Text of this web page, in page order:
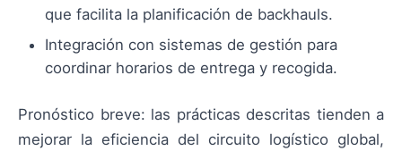
que facilita la planificación de backhauls.
Integración con sistemas de gestión para
coordinar horarios de entrega y recogida.
Pronóstico breve: las prácticas descritas tienden a
mejorar la eficiencia del circuito logístico global,